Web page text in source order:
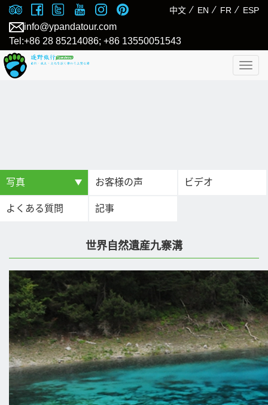
中文 ⁄ EN ⁄ FR ⁄ ESP
info@ypandatour.com
Tel:+86 28 85214086; +86 13550051543
写真 お客様の声 ビデオ
よくある質問 記事
世界自然遺産九寨溝